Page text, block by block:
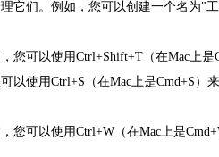
它们。例如，您可以创建一个名为"
可以使用Ctrl+Shift+T（在Mac上是
使用Ctrl+S（在Mac上是Cmd+S）
可以使用Ctrl+W（在Mac上是